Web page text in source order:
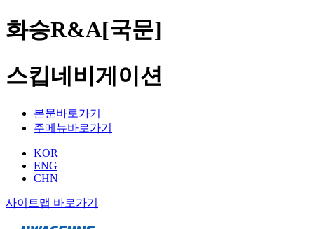
화승R&A[국문]
스킵네비게이션
본문바로가기
주메뉴바로가기
KOR
ENG
CHN
사이트맵 바로가기